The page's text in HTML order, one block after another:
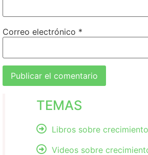
Correo electrónico *
TEMAS
Libros sobre
Videos sobre